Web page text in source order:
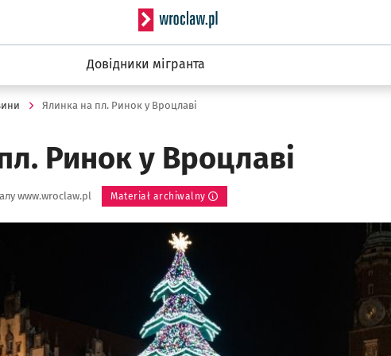
Serwis informacyjny wroclaw.pl
Довідники мігранта
Ялинка на пл. Ринок у Вроцлаві
Ринок у Вроцлаві
www.wroclaw.pl Materiał archiwalny